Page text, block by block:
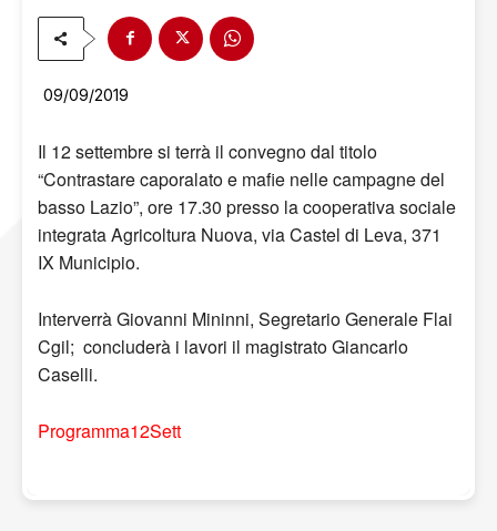
09/09/2019
Il 12 settembre si terrà il convegno dal titolo
“Contrastare caporalato e mafie nelle campagne del
basso Lazio”, ore 17.30 presso la cooperativa sociale
integrata Agricoltura Nuova, via Castel di Leva, 371
IX Municipio.
Interverrà Giovanni Mininni, Segretario Generale Flai
Cgil; concluderà i lavori il magistrato Giancarlo
Caselli.
Programma12Sett